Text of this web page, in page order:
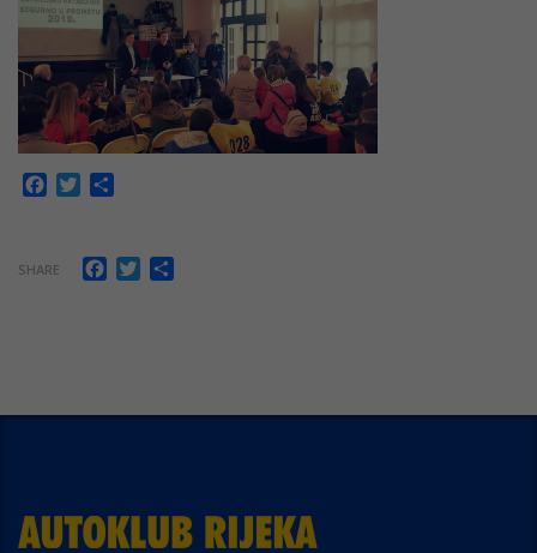
Facebook
Twitter
SHARE Facebook
Twitter